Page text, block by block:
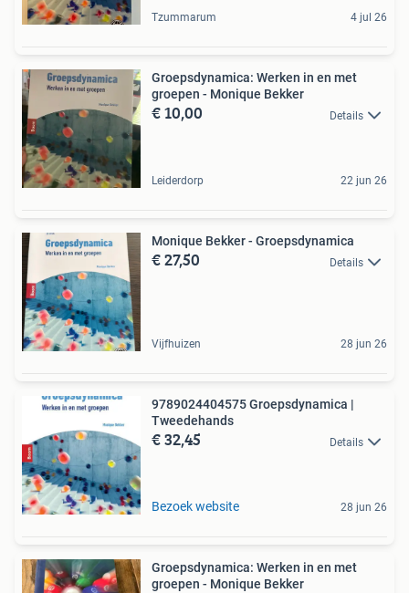
Tzummarum 4 jul 26
Groepsdynamica: Werken in en met
groepen - Monique Bekker
€ 10,00 Details
Leiderdorp 22 jun 26
Monique Bekker - Groepsdynamica
€ 27,50 Details
Vijfhuizen 28 jun 26
9789024404575 Groepsdynamica |
Tweedehands
€ 32,45 Details
Bezoek website 28 jun 26
Groepsdynamica: Werken in en met
groepen - Monique Bekker